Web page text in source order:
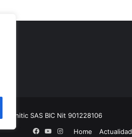
Comunitic SAS BIC Nit 901228106
Home
Actualidad
Facebook
YouTube
Instagram